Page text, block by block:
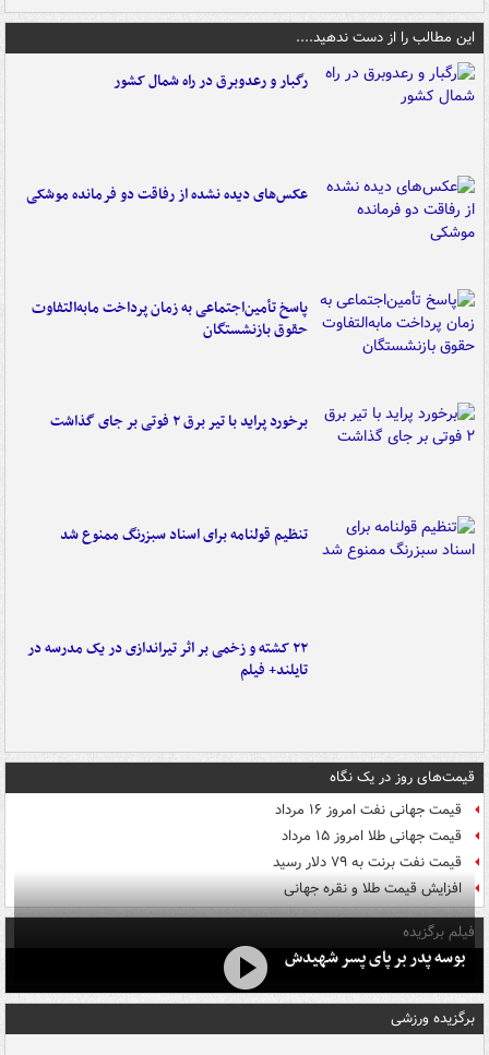
این مطالب را از دست ندهید....
رگبار و رعدوبرق در راه شمال کشور
عکس‌های دیده نشده از رفاقت دو فرمانده‌ موشکی
پاسخ تأمین‌اجتماعی به زمان پرداخت مابه‌التفاوت
حقوق بازنشستگان
برخورد پراید با تیر برق ۲ فوتی بر جای گذاشت
تنظیم قولنامه برای اسناد سبزرنگ ممنوع شد
۲۲ کشته و زخمی بر اثر تیراندازی در یک مدرسه در
تایلند+ فیلم
قیمت‌های روز در یک نگاه
قیمت جهانی نفت امروز ۱۶ مرداد
قیمت جهانی طلا امروز ۱۵ مرداد
قیمت نفت برنت به ۷۹ دلار رسید
افزایش قیمت طلا و نقره جهانی
فیلم برگزیده
بوسه‌ پدر بر پای پسر شهیدش
برگزیده ورزشی